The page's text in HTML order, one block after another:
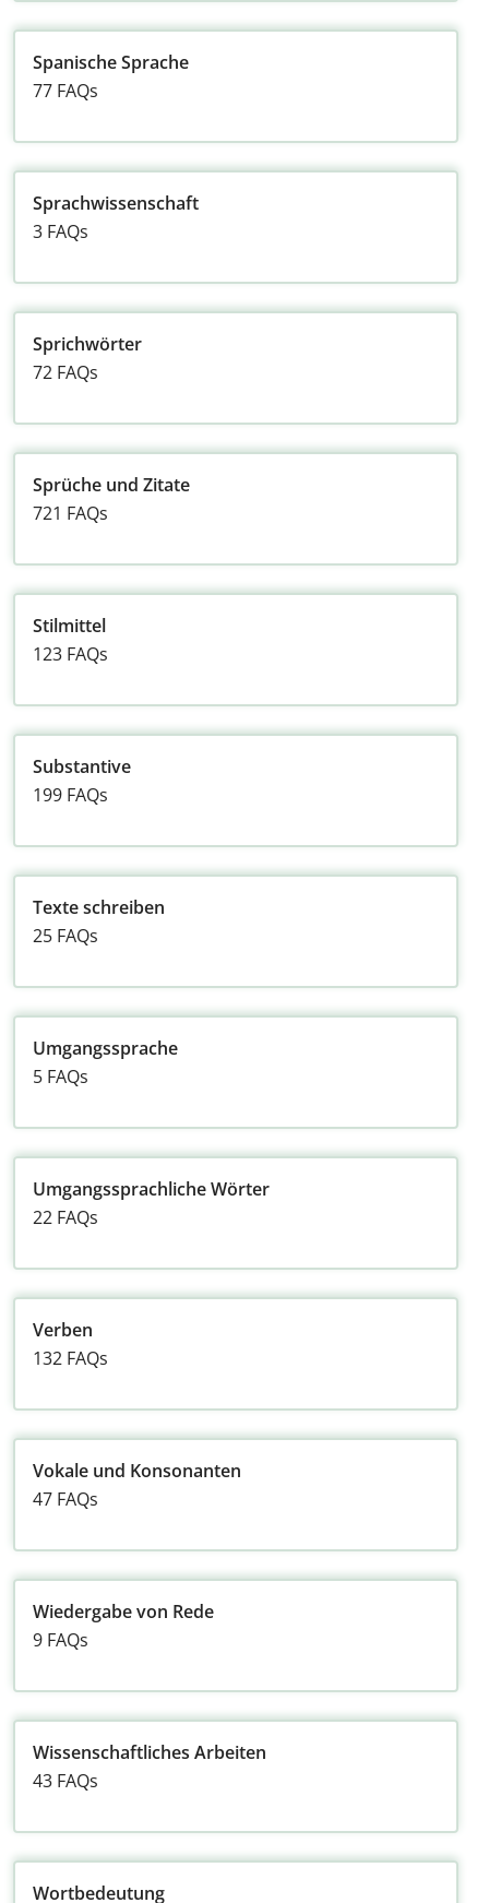
Spanische Sprache
77 FAQs
Sprachwissenschaft
3 FAQs
Sprichwörter
72 FAQs
Sprüche und Zitate
721 FAQs
Stilmittel
123 FAQs
Substantive
199 FAQs
Texte schreiben
25 FAQs
Umgangssprache
5 FAQs
Umgangssprachliche Wörter
22 FAQs
Verben
132 FAQs
Vokale und Konsonanten
47 FAQs
Wiedergabe von Rede
9 FAQs
Wissenschaftliches Arbeiten
43 FAQs
Wortbedeutung